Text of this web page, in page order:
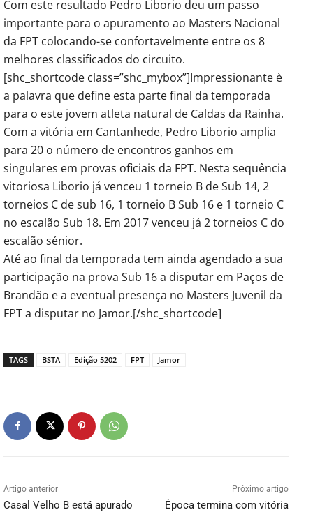
Com este resultado Pedro Liborio deu um passo
importante para o apuramento ao Masters Nacional
da FPT colocando-se confortavelmente entre os 8
melhores classificados do circuito.
[shc_shortcode class=”shc_mybox”]Impressionante è
a palavra que define esta parte final da temporada
para o este jovem atleta natural de Caldas da Rainha.
Com a vitória em Cantanhede, Pedro Liborio amplia
para 20 o número de encontros ganhos em
singulares em provas oficiais da FPT. Nesta sequência
vitoriosa Liborio já venceu 1 torneio B de Sub 14, 2
torneios C de sub 16, 1 torneio B Sub 16 e 1 torneio C
no escalão Sub 18. Em 2017 venceu já 2 torneios C do
escalão sénior.
Até ao final da temporada tem ainda agendado a sua
participação na prova Sub 16 a disputar em Paços de
Brandão e a eventual presença no Masters Juvenil da
FPT a disputar no Jamor.[/shc_shortcode]
TAGS BSTA Edição 5202 FPT Jamor
Artigo anterior
Casal Velho B está apurado
Próximo artigo
Época termina com vitória